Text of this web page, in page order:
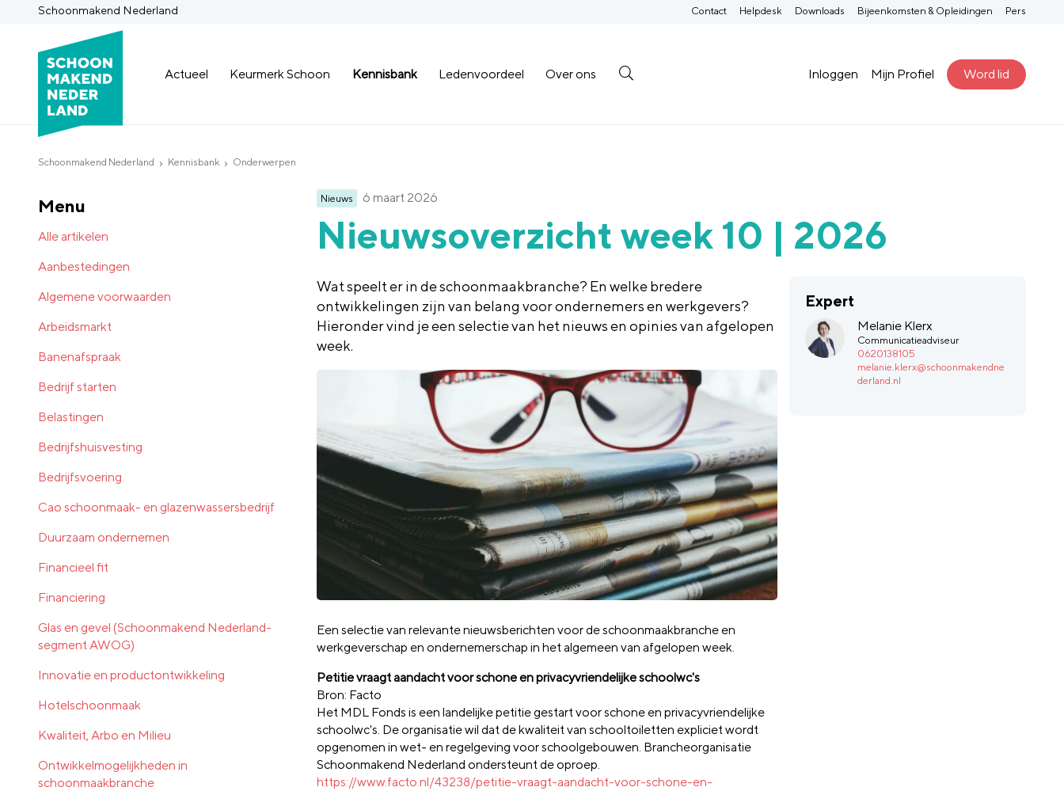
Schoonmakend Nederland
Actueel Keurmerk Schoon Kennisbank Ledenvoordeel Over ons Inloggen Mijn Profiel Word lid
Contact Helpdesk Downloads Bijeenkomsten & Opleidingen Pers
Schoonmakend Nederland Kennisbank Onderwerpen
Nieuws 6 maart 2026
Nieuwsoverzicht week 10 | 2026
Wat speelt er in de schoonmaakbranche? En welke bredere
ontwikkelingen zijn van belang voor ondernemers en werkgevers?
Hieronder vind je een selectie van het nieuws en opinies van afgelopen
week.
Expert
Melanie Klerx
Communicatieadviseur
0620138105
melanie.klerx@schoonmakendne
derland.nl
Een selectie van relevante nieuwsberichten voor de schoonmaakbranche en
werkgeverschap en ondernemerschap in het algemeen van afgelopen week.
Petitie vraagt aandacht voor schone en privacyvriendelijke schoolwc's
Bron: Facto
Het MDL Fonds is een landelijke petitie gestart voor schone en privacyvriendelijke
schoolwc's. De organisatie wil dat de kwaliteit van schooltoiletten expliciet wordt
opgenomen in wet- en regelgeving voor schoolgebouwen. Brancheorganisatie
Schoonmakend Nederland ondersteunt de oproep.
https://www.facto.nl/43238/petitie-vraagt-aandacht-voor-schone-en-
Menu
Alle artikelen
Aanbestedingen
Algemene voorwaarden
Arbeidsmarkt
Banenafspraak
Bedrijf starten
Belastingen
Bedrijfshuisvesting
Bedrijfsvoering
Cao schoonmaak- en glazenwassersbedrijf
Duurzaam ondernemen
Financieel fit
Financiering
Glas en gevel (Schoonmakend Nederland-
segment AWOG)
Innovatie en productontwikkeling
Hotelschoonmaak
Kwaliteit, Arbo en Milieu
Ontwikkelmogelijkheden in
schoonmaakbranche